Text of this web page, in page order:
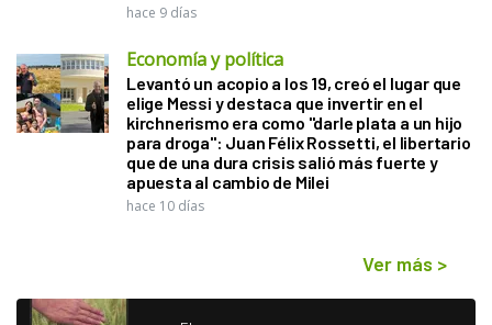
hace 9 días
Economía y política
Levantó un acopio a los 19, creó el lugar que
elige Messi y destaca que invertir en el
kirchnerismo era como "darle plata a un hijo
para droga": Juan Félix Rossetti, el libertario
que de una dura crisis salió más fuerte y
apuesta al cambio de Milei
hace 10 días
Ver más >